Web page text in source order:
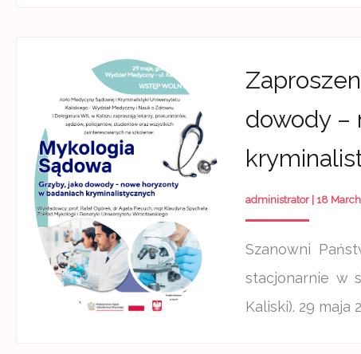
dowody –
administrator 18
Szanowni
stacjonarnie w
Kaliski). 29 maja